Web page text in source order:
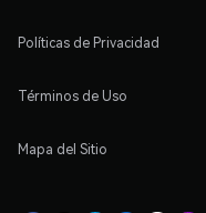
Políticas de Privacidad
Términos de Uso
Mapa del Sitio